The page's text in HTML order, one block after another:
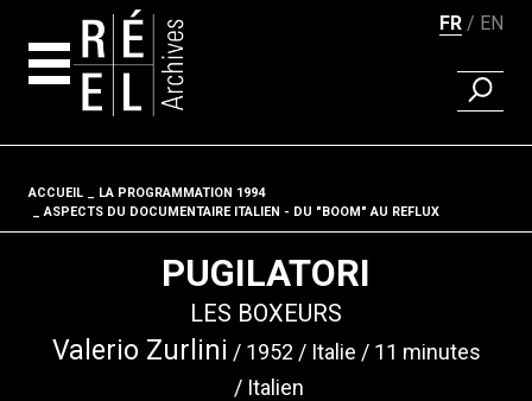
FR EN
Fil d'ariane
ACCUEIL
LA PROGRAMMATION 1994
ASPECTS DU DOCUMENTAIRE ITALIEN - DU "BOOM" AU REFLUX
PUGILATORI
LES BOXEURS
Valerio Zurlini 1952 Italie
11 minutes
Italien